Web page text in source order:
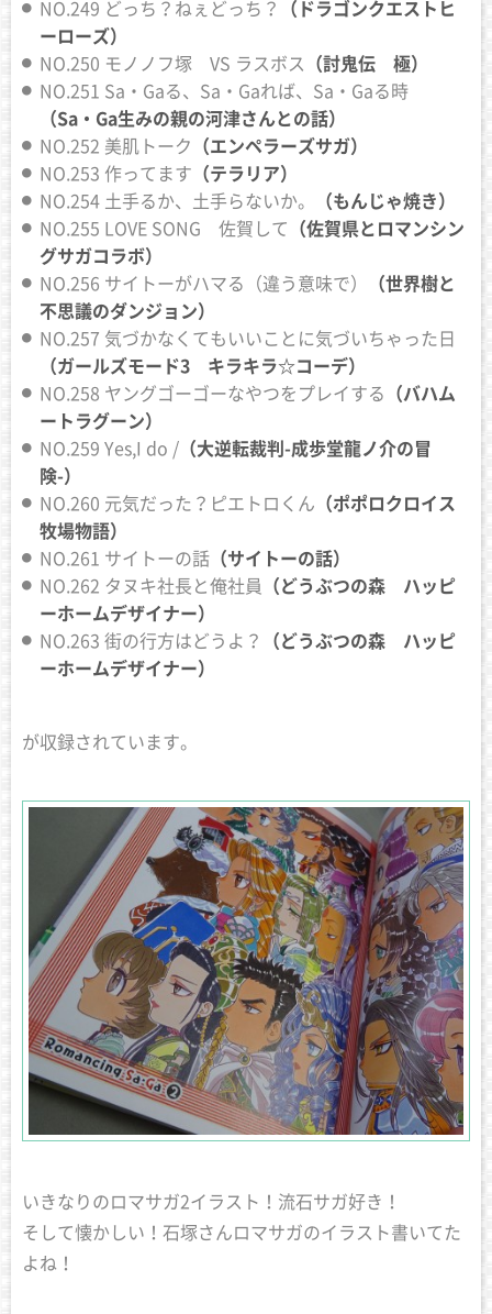
NO.249 どっち？ねぇどっち？ （ドラゴンクエストヒ
ーローズ）
NO.250 モノノフ塚 VS ラスボス （討鬼伝 極）
NO.251 Sa・Gaる、Sa・Gaれば、Sa・Gaる時
（Sa・Ga生みの親の河津さんとの話）
NO.252 美肌トーク （エンペラーズサガ）
NO.253 作ってます （テラリア）
NO.254 土手るか、土手らないか。
（もんじゃ焼き）
NO.255 LOVE SONG 佐賀して （佐賀県とロマンシン
グサガコラボ）
NO.256 サイトーがハマる（違う意味で）
（世界樹と
不思議のダンジョン）
NO.257 気づかなくてもいいことに気づいちゃった日
（ガールズモード3 キラキラ☆コーデ）
NO.258 ヤングゴーゴーなやつをプレイする （バハム
ートラグーン）
NO.259 Yes,I do / （大逆転裁判-成歩堂龍ノ介の冒
険-）
NO.260 元気だった？ピエトロくん （ポポロクロイス
牧場物語）
NO.261 サイトーの話 （サイトーの話）
NO.262 タヌキ社長と俺社員 （どうぶつの森 ハッピ
ーホームデザイナー）
NO.263 街の行方はどうよ？ （どうぶつの森 ハッピ
ーホームデザイナー）
が収録されています。
いきなりのロマサガ2イラスト！流石サガ好き！
そして懐かしい！石塚さんロマサガのイラスト書いてた
よね！